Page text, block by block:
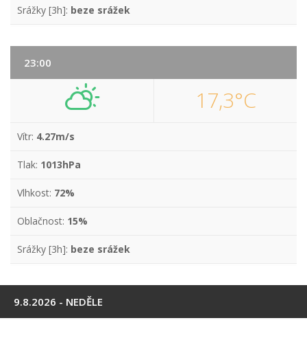
Srážky [3h]: beze srážek
23:00
17,3°C
Vítr: 4.27m/s
Tlak: 1013hPa
Vlhkost: 72%
Oblačnost: 15%
Srážky [3h]: beze srážek
9.8.2026 - NEDĚLE